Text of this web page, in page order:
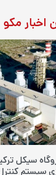
اخبار مکو
موفق واحد ۴
سیستم